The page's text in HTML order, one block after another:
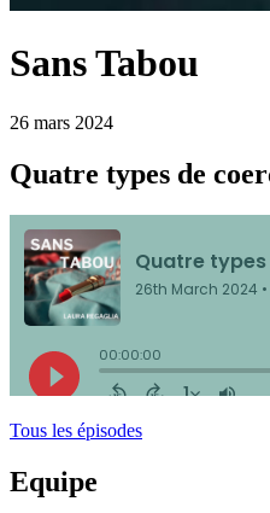
Sans Tabou
26 mars 2024
Quatre types de
Tous les épisodes
Equipe